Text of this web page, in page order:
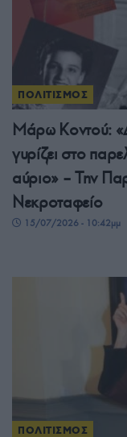
ΠΟΛΙΤΙΣΜΟΣ
Μάρω Κοντού:
γυρίζει στο
αύριο» – Την
Νεκροταφείο
15/07/2026 - 10:42μμ
ΠΟΛΙΤΙΣΜΟΣ